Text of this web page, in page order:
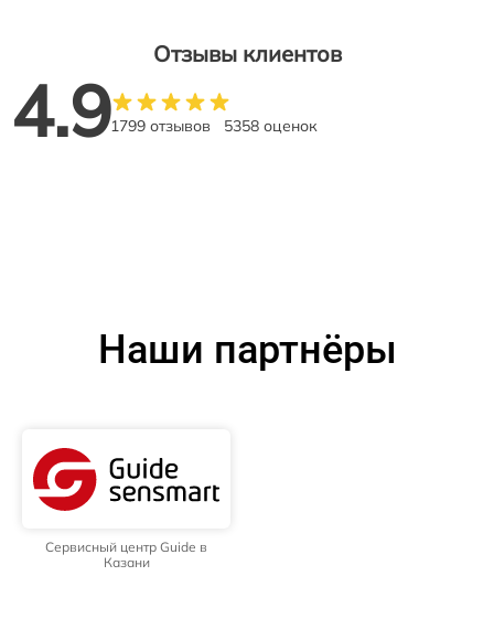
Отзывы клиентов
4.91799 отзывов 5358 оценок
Наши партнёры
Сервисный центр Guide в
Казани